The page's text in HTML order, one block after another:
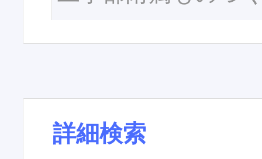
詳細検索